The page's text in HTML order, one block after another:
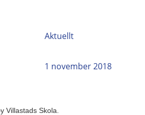
Aktuellt
1 november 2018
Villastads Skola.